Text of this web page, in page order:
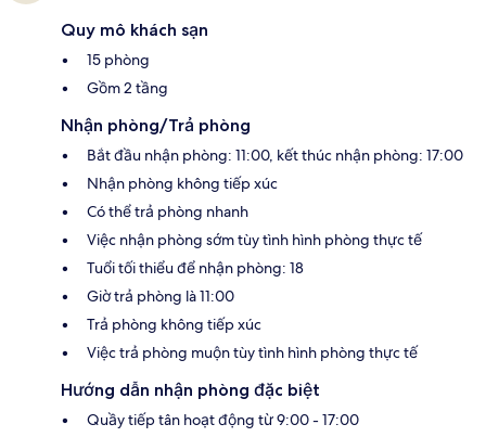
Quy mô khách sạn
15 phòng
Gồm 2 tầng
Nhận phòng/Trả phòng
Bắt đầu nhận phòng: 11:00, kết thúc nhận phòng: 17:00
Nhận phòng không tiếp xúc
Có thể trả phòng nhanh
Việc nhận phòng sớm tùy tình hình phòng thực tế
Tuổi tối thiểu để nhận phòng: 18
Giờ trả phòng là 11:00
Trả phòng không tiếp xúc
Việc trả phòng muộn tùy tình hình phòng thực tế
Hướng dẫn nhận phòng đặc biệt
Quầy tiếp tân hoạt động từ 9:00 - 17:00